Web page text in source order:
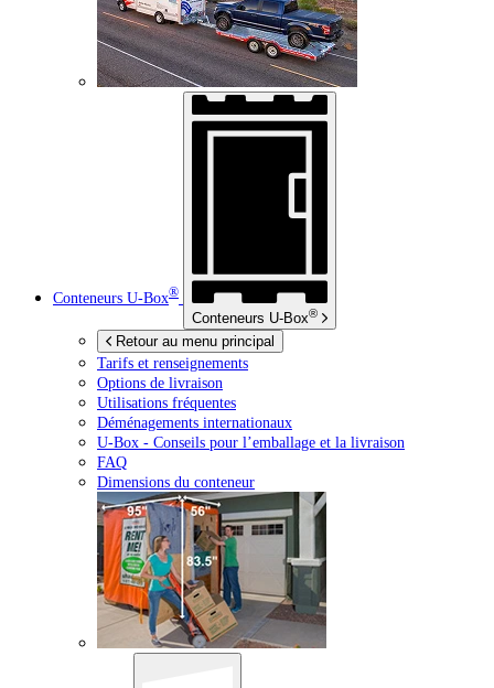
Conteneurs U-Box®
Conteneurs U-Box®
Retour au menu principal
Tarifs et renseignements
Options de livraison
Utilisations fréquentes
Déménagements internationaux
U-Box - Conseils pour l’emballage et la livraison
FAQ
Dimensions du conteneur